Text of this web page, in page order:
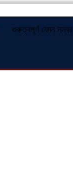
গুরুত্বপূর্ণ ফোন নম্বর